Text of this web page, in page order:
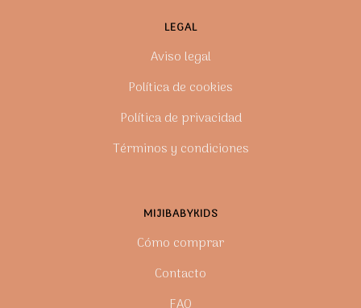
LEGAL
Aviso legal
Política de cookies
Política de privacidad
Términos y condiciones
MIJIBABYKIDS
Cómo comprar
Contacto